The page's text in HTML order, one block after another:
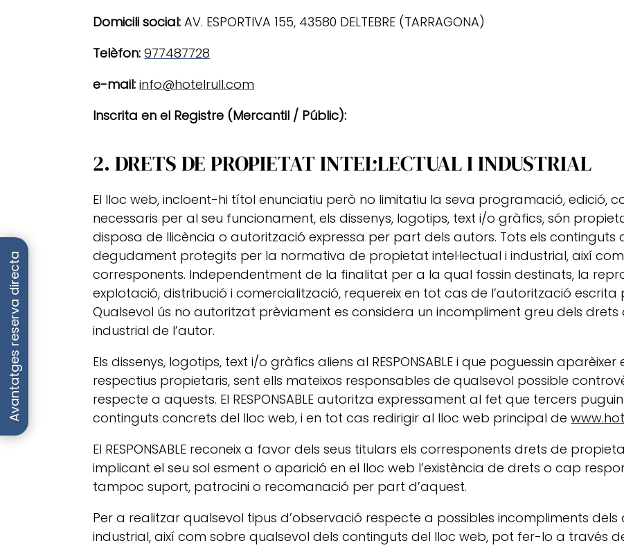
Avantatges reserva directa
Domicili social: AV. ESPORTIVA 155, 43580 DELTEBRE (TARRAGONA)
Telèfon: 977487728
e-mail: info@hotelrull.com
Inscrita en el Registre (Mercantil / Públic):
2. DRETS DE PROPIETAT INTEL·LECTUAL I INDUSTRIAL
El lloc web, incloent-hi títol enunciatiu però no limitatiu la seva programació, edició,
necessaris per al seu funcionament, els dissenys, logotips, text i/o gràfics, són propietat
disposa de llicència o autorització expressa per part dels autors. Tots els continguts
degudament protegits per la normativa de propietat intel·lectual i industrial, així
corresponents. Independentment de la finalitat per a la qual fossin destinats, la
explotació, distribució i comercialització, requereix en tot cas de l’autorització escrita
Qualsevol ús no autoritzat prèviament es considera un incompliment greu dels drets
industrial de l’autor.
Els dissenys, logotips, text i/o gràfics aliens al RESPONSABLE i que poguessin
respectius propietaris, sent ells mateixos responsables de qualsevol possible
respecte a aquests. El RESPONSABLE autoritza expressament al fet que tercers
continguts concrets del lloc web, i en tot cas redirigir al lloc web principal de
El RESPONSABLE reconeix a favor dels seus titulars els corresponents drets de
implicant el seu sol esment o aparició en el lloc web l’existència de drets o cap
tampoc suport, patrocini o recomanació per part d’aquest.
Per a realitzar qualsevol tipus d’observació respecte a possibles incompliments
industrial, així com sobre qualsevol dels continguts del lloc web, pot fer-lo a través